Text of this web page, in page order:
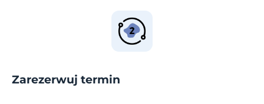
Zarezerwuj termin